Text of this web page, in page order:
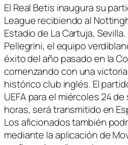
El Real Betis inaugura su
League recibiendo al
Estadio de La Cartuja,
Pellegrini, el equipo
éxito del año pasado en la
comenzando con una
histórico club inglés. El
UEFA para el miércoles 24
horas, será transmitido en
Los aficionados también
mediante la aplicación de